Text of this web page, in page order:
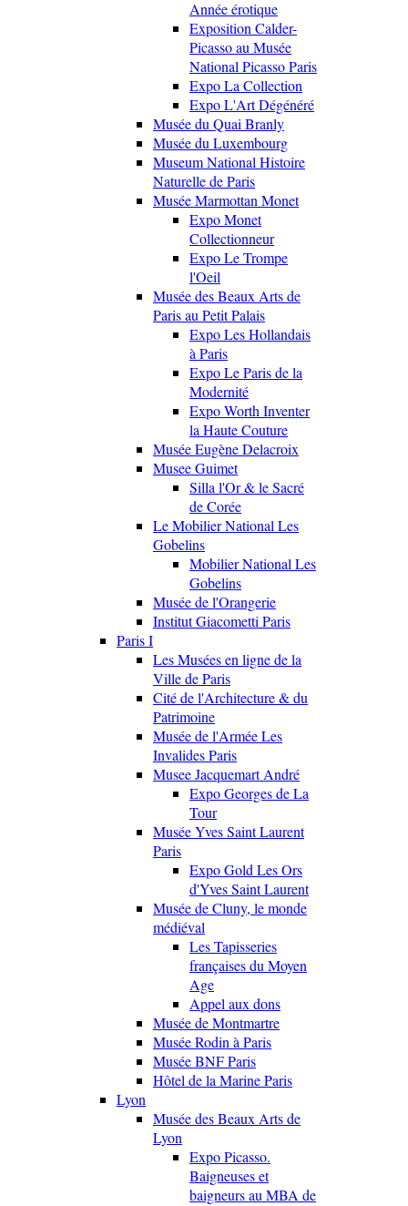
Année érotique
Exposition Calder-
Picasso au Musée
National Picasso Paris
Expo La Collection
Expo L'Art Dégénéré
Musée du Quai Branly
Musée du Luxembourg
Museum National Histoire
Naturelle de Paris
Musée Marmottan Monet
Expo Monet
Collectionneur
Expo Le Trompe
l'Oeil
Musée des Beaux Arts de
Paris au Petit Palais
Expo Les Hollandais
à Paris
Expo Le Paris de la
Modernité
Expo Worth Inventer
la Haute Couture
Musée Eugène Delacroix
Musee Guimet
Silla l'Or & le Sacré
de Corée
Le Mobilier National Les
Gobelins
Mobilier National Les
Gobelins
Musée de l'Orangerie
Institut Giacometti Paris
Paris I
Les Musées en ligne de la
Ville de Paris
Cité de l'Architecture & du
Patrimoine
Musée de l'Armée Les
Invalides Paris
Musee Jacquemart André
Expo Georges de La
Tour
Musée Yves Saint Laurent
Paris
Expo Gold Les Ors
d'Yves Saint Laurent
Musée de Cluny, le monde
médiéval
Les Tapisseries
françaises du Moyen
Age
Appel aux dons
Musée de Montmartre
Musée Rodin à Paris
Musée BNF Paris
Hôtel de la Marine Paris
Lyon
Musée des Beaux Arts de
Lyon
Expo Picasso.
Baigneuses et
baigneurs au MBA de